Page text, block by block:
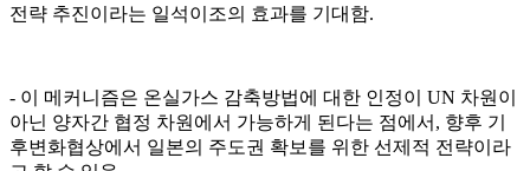
전략 추진이라는 일석이조의 효과를 기대함.
- 이 메커니즘은 온실가스 감축방법에 대한 인정이 UN 차원이
아닌 양자간 협정 차원에서 가능하게 된다는 점에서, 향후 기
후변화협상에서 일본의 주도권 확보를 위한 선제적 전략이라